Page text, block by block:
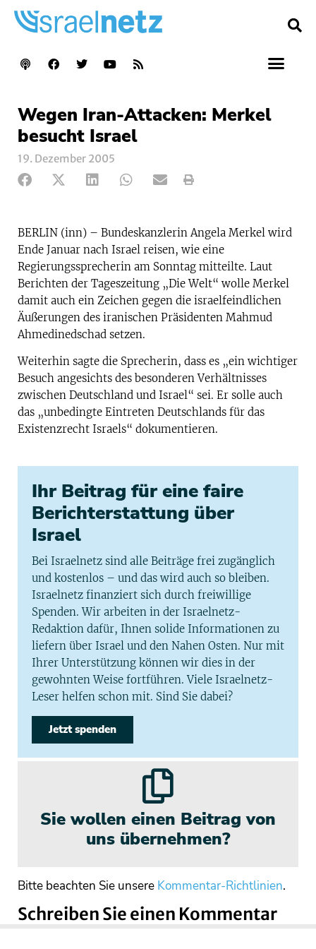
Wegen Iran-Attacken: Merkel
besucht Israel
19. Dezember 2005
BERLIN (inn) – Bundeskanzlerin Angela Merkel wird
Ende Januar nach Israel reisen, wie eine
Regierungssprecherin am Sonntag mitteilte. Laut
Berichten der Tageszeitung „Die Welt“ wolle Merkel
damit auch ein Zeichen gegen die israelfeindlichen
Äußerungen des iranischen Präsidenten Mahmud
Ahmedinedschad setzen.
Weiterhin sagte die Sprecherin, dass es „ein wichtiger
Besuch angesichts des besonderen Verhältnisses
zwischen Deutschland und Israel“ sei. Er solle auch
das „unbedingte Eintreten Deutschlands für das
Existenzrecht Israels“ dokumentieren.
Ihr Beitrag für eine faire
Berichterstattung über
Israel
Bei Israelnetz sind alle Beiträge frei zugänglich
und kostenlos – und das wird auch so bleiben.
Israelnetz finanziert sich durch freiwillige
Spenden. Wir arbeiten in der Israelnetz-
Redaktion dafür, Ihnen solide Informationen zu
liefern über Israel und den Nahen Osten. Nur mit
Ihrer Unterstützung können wir dies in der
gewohnten Weise fortführen. Viele Israelnetz-
Leser helfen schon mit. Sind Sie dabei?
Jetzt spenden
Sie wollen einen Beitrag von
uns übernehmen?
Bitte beachten Sie unsere Kommentar-Richtlinien.
Schreiben Sie einen Kommentar